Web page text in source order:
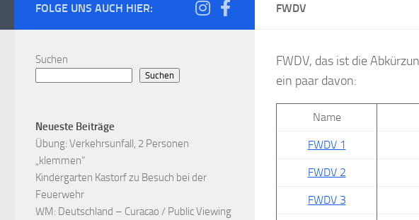
FWDV
FWDV, das ist die
ein paar davon:
Name
FWDV 1
FWDV 2
FWDV 3
FOLGE UNS AUCH HIER:
Suchen
Suchen
Neueste Beiträge
Übung: Verkehrsunfall, 2 Personen
„klemmen“
Kindergarten Kastorf zu Besuch bei der
Feuerwehr
WM: Deutschland – Curacao / Public Viewing